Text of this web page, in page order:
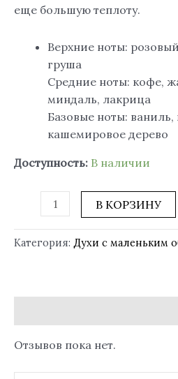
еще большую теплоту.
Верхние ноты:
груша
Средние ноты: кофе,
миндаль, лакрица
Базовые ноты: ваниль,
кашемировое дерево
Доступность: В наличии
В КОРЗИНУ
Категория: Духи с маленьким
Отзывов пока нет.